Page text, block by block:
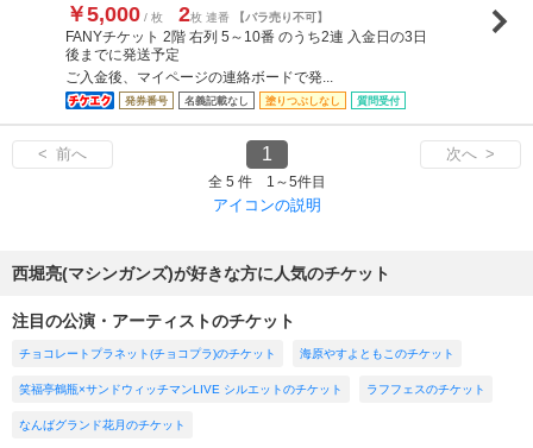
￥5,000 / 枚 2枚 連番 【バラ売り不可】
FANYチケット 2階 右列 5～10番 のうち2連 入金日の3日
後までに発送予定
ご入金後、マイページの連絡ボードで発...
発券番号 名義記載なし 塗りつぶしなし 質問受付
< 前へ 1 次へ >
全 5 件 1～5件目
アイコンの説明
西堀亮(マシンガンズ)が好きな方に人気のチケット
注目の公演・アーティストのチケット
チョコレートプラネット(チョコプラ)のチケット 海原やすよともこのチケット
笑福亭鶴瓶×サンドウィッチマンLIVE シルエットのチケット ラフフェスのチケット
なんばグランド花月のチケット